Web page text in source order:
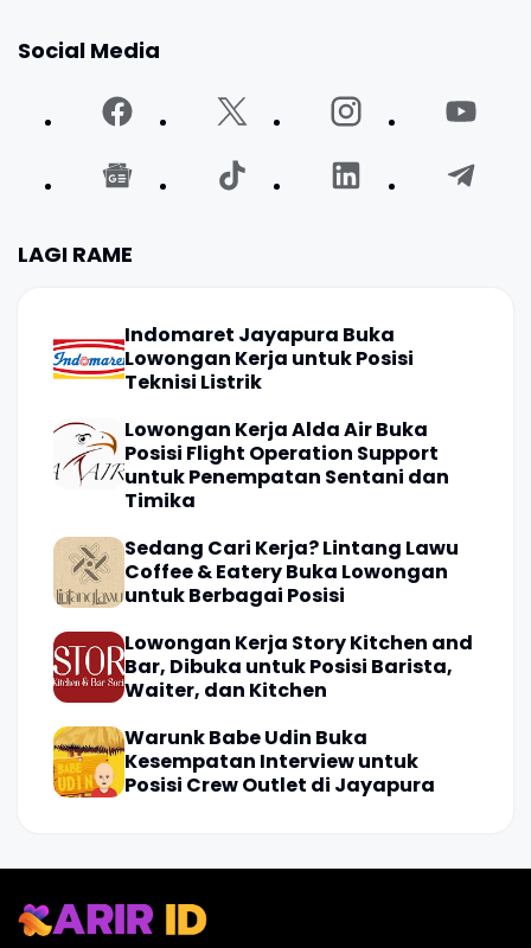
Social Media
LAGI RAME
Indomaret Jayapura Buka
Lowongan Kerja untuk Posisi
Teknisi Listrik
Lowongan Kerja Alda Air Buka
Posisi Flight Operation Support
untuk Penempatan Sentani dan
Timika
Sedang Cari Kerja? Lintang Lawu
Coffee & Eatery Buka Lowongan
untuk Berbagai Posisi
Lowongan Kerja Story Kitchen and
Bar, Dibuka untuk Posisi Barista,
Waiter, dan Kitchen
Warunk Babe Udin Buka
Kesempatan Interview untuk
Posisi Crew Outlet di Jayapura